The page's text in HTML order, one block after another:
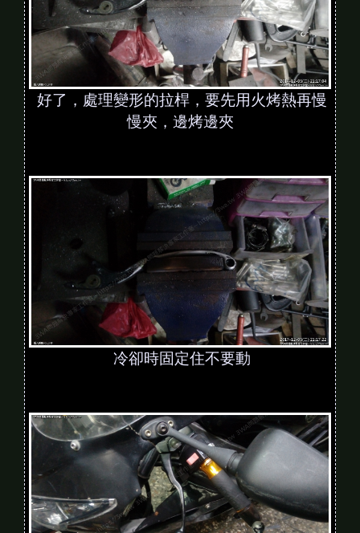
好了，處理變形的拉桿，要先用火烤熱再慢
慢夾，邊烤邊夾
冷卻時固定住不要動